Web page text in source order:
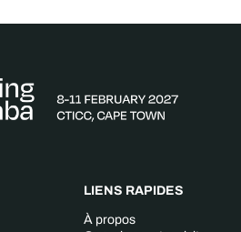
LIENS RAPIDES
À propos